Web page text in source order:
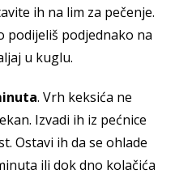
ih na lim za pečenje.
podijeliš podjednako na
u kuglu.
. Vrh keksića ne
Izvadi ih iz pećnice
Ostavi ih da se ohlade
ili dok dno kolačića